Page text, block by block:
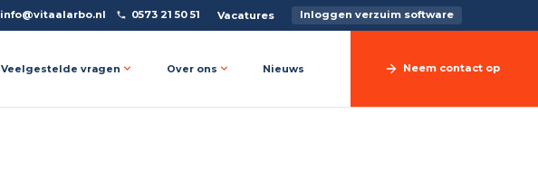
info@vitaalarbo.nl 0573 21 50 51 Vacatures Inloggen verzuim software
Veelgestelde vragen Over ons Nieuws Neem contact op